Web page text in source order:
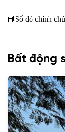
📕Sổ đỏ chính
Bất động